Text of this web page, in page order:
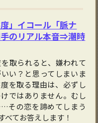
度」イコール「脈ナ
のリアル本音⇒潮時
取られると、嫌われて
い？と思ってしまいま
を取る理由は、必ずし
ではありません。むし
その恋を諦めてしまう
べてお答えします！